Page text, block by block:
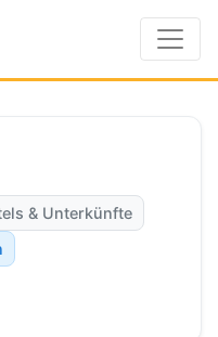
& Unterkünfte